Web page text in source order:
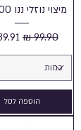
מיצוי נוזלי ננו 100 מ"ל
מחיר רגיל‏99.90 ‏₪
הוספה לסל